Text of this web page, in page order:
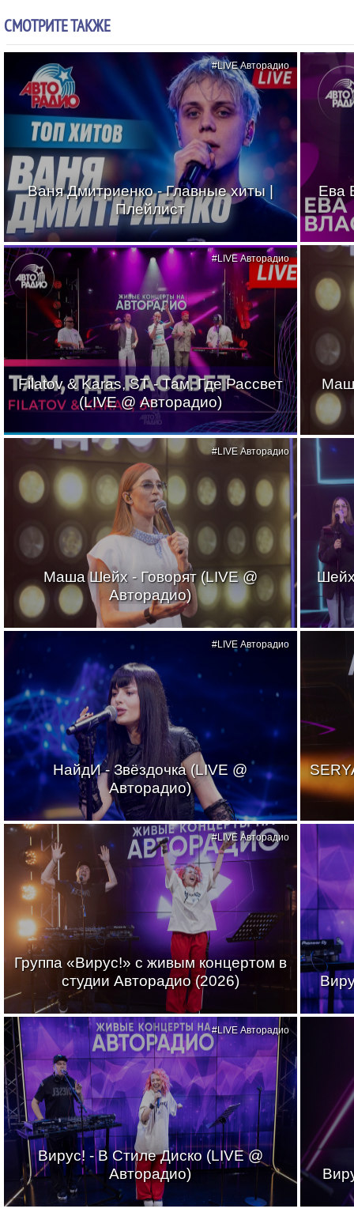
СМОТРИТЕ ТАКЖЕ
Ваня Дмитриенко - Главные хиты |
Плейлист
#LIVE Авторадио
Ева
Filatov & Karas, ST - Там, Где Рассвет
(LIVE @ Авторадио)
#LIVE Авторадио
Маша Шейх - Говорят (LIVE @
Авторадио)
#LIVE Авторадио
НайдИ - Звёздочка (LIVE @
Авторадио)
#LIVE Авторадио
Группа «Вирус!» с живым концертом в
студии Авторадио (2026)
#LIVE Авторадио
Вирус! - В Стиле Диско (LIVE @
Авторадио)
#LIVE Авторадио